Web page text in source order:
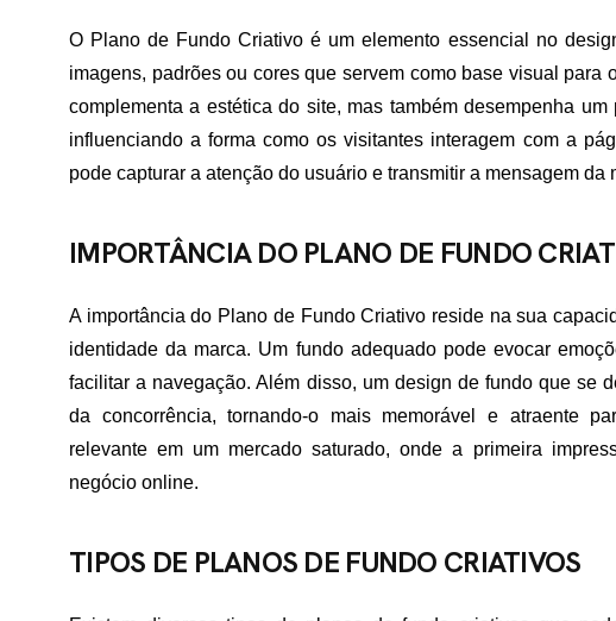
O Plano de Fundo Criativo é um elemento essencial no
imagens, padrões ou cores que servem como base visual para
complementa a estética do site, mas também desempenha
influenciando a forma como os visitantes interagem com a
pode capturar a atenção do usuário e transmitir a mensagem da
IMPORTÂNCIA DO PLANO DE FUNDO
A importância do Plano de Fundo Criativo reside na sua
identidade da marca. Um fundo adequado pode evocar
facilitar a navegação. Além disso, um design de fundo que se
da concorrência, tornando-o mais memorável e atraente
relevante em um mercado saturado, onde a primeira
negócio online.
TIPOS DE PLANOS DE FUNDO CRIATIVOS